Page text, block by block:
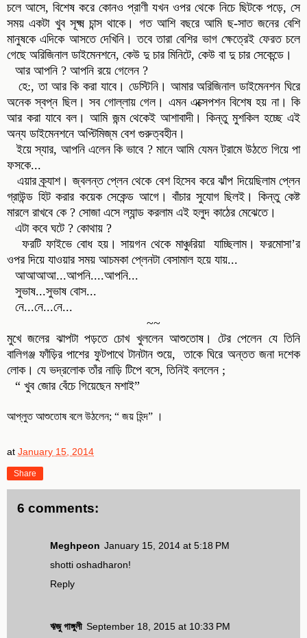
চলে আসে, বিশেষ করে কোনও প্রাণী যখন ওপর থেকে নিচে ছিটকে পড়ে, সে
সময় একটা খুব সূক্ষ্ম চান্স থাকে। গত আশি বছরে আমি ছ-সাত জনের বেশি
মানুষকে এদিকে আসতে দেখিনি। তবে তারা বেশির ভাগ ক্ষেত্রেই ফেরত চলে
গেছে অরিজিনাল ডাইমেনশনে, কেউ দু চার মিনিটে, কেউ বা দু চার সেকেন্ডে।
আর আপনি ? আপনি রয়ে গেলেন ?
হে:, তা আর কি করা যাবে। ডেস্টিনি। আমার অরিজিনাল ডাইমেনশন ঘিরে
অনেক স্বপ্ন ছিল। সব গোল্লায় গেল। এমন এক্সেপশন বিশেষ হয় না। কি
আর করা যাবে বল। আমি জন্ম থেকেই আশাবাদী। কিন্তু মুশকিল হচ্ছে এই
অন্য ডাইমেনশনে অপ্টিমিজ্‌ম বেশ গুরুত্বহীন।
ইয়ে স্যার, আপনি এলেন কি ভাবে ? মানে আমি যেমন ট্রামে উঠতে গিয়ে পা
ফসকে...
এয়ার ক্র্যাশ। জ্বলন্ত প্লেন থেকে বেশ হিসেব করে ঝাঁপ দিয়েছিলাম প্লেন
গ্রাউন্ড হিট করার কয়েক সেকেন্ড আগে। বাঁচার সুযোগ ছিলই। কিন্তু কেষ্ট
মারলে রাখবে কে ? সোজা এসে ল্যান্ড করলাম এই হলুদ কাঠের মেঝেতে।
এটা কবে ঘটে ? কোথায় ?
ফরটি ফাইভে বোধ হয়। সায়গন থেকে মাঞ্চুরিয়া যাচ্ছিলাম। ফরমোসা’র
ওপর দিয়ে যাওয়ার সময় আচমকা প্লেনটা বেসামাল হয়ে যায়...
আআআআ...আপনি....আপনি...
সুভাষ...সুভাষ বোস...
নে...নে...নে...
~~
মুখে জলের ঝাপটা পড়তে চোখ খুললেন আশুতোষ। টের পেলেন যে তিনি
বালিগঞ্জ ফাঁড়ির পাশের ফুটপাথে টানটান শুয়ে, তাকে ঘিরে অন্তত জনা দশেক
লোক। যে ভদ্রলোক তাঁর নাড়ি টিপে বসে, তিনিই বললেন ;
“ খুব জোর বেঁচে গিয়েছেন মশাই”
আপ্লুত আশুতোষ বলে উঠলেন; “ জয় হিন্দ” ।
at January 15, 2014
Share
6 comments:
Meghpeon January 15, 2014 at 5:18 PM
shotti oshadharon!
Reply
ঋজু গাঙ্গুলী September 18, 2015 at 10:33 PM